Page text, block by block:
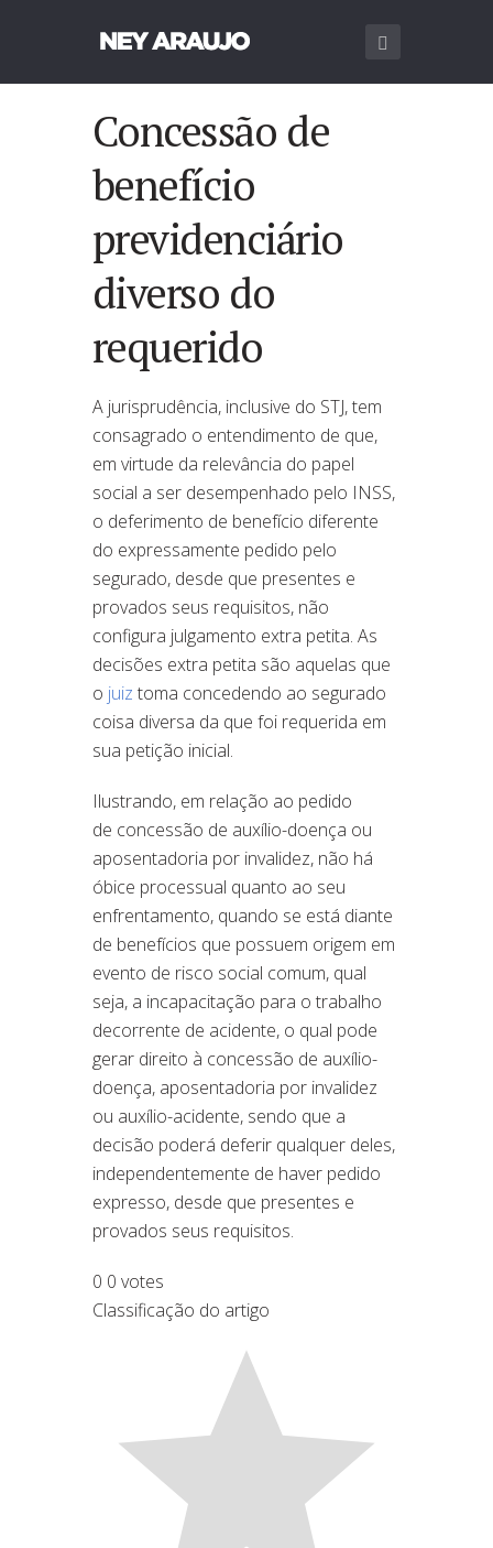
Concessão de
benefício
previdenciário
diverso do
requerido
A jurisprudência, inclusive do STJ, tem
consagrado o entendimento de que,
em virtude da relevância do papel
social a ser desempenhado pelo INSS,
o deferimento de benefício diferente
do expressamente pedido pelo
segurado, desde que presentes e
provados seus requisitos, não
configura julgamento extra petita. As
decisões extra petita são aquelas que
o juiz toma concedendo ao segurado
coisa diversa da que foi requerida em
sua petição inicial.
Ilustrando, em relação ao pedido
de concessão de auxílio-doença ou
aposentadoria por invalidez, não há
óbice processual quanto ao seu
enfrentamento, quando se está diante
de benefícios que possuem origem em
evento de risco social comum, qual
seja, a incapacitação para o trabalho
decorrente de acidente, o qual pode
gerar direito à concessão de auxílio-
doença, aposentadoria por invalidez
ou auxílio-acidente, sendo que a
decisão poderá deferir qualquer deles,
independentemente de haver pedido
expresso, desde que presentes e
provados seus requisitos.
0 0 votes
Classificação do artigo